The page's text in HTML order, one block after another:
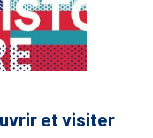
et visiter